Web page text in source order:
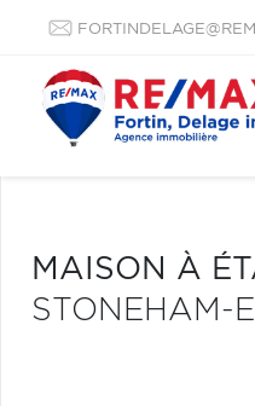
MAISON À
STONEHAM-